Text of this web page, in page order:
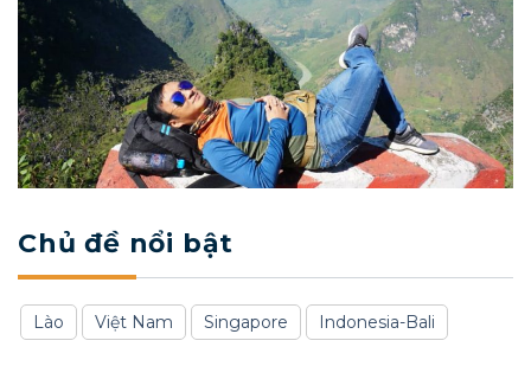
Chủ đề nổi bật
Lào Việt Nam Singapore Indonesia-Bali